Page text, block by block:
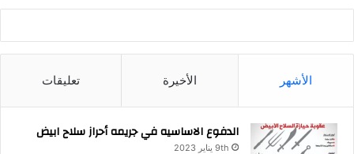
الأشهر الأخيرة تعليقات
الدفوع الاساسيه في جريمه أحراز سلاح ابيض
9th يناير 2023